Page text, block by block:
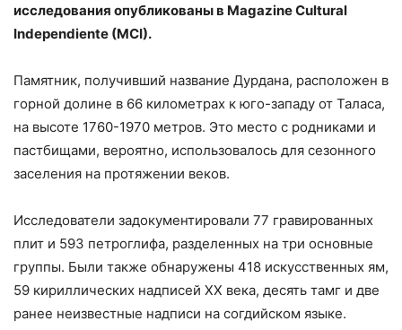
исследования опубликованы в Magazine Cultural
Independiente (MCI).
Памятник, получивший название Дурдана, расположен в
горной долине в 66 километрах к юго-западу от Таласа,
на высоте 1760-1970 метров. Это место с родниками и
пастбищами, вероятно, использовалось для сезонного
заселения на протяжении веков.
Исследователи задокументировали 77 гравированных
плит и 593 петроглифа, разделенных на три основные
группы. Были также обнаружены 418 искусственных ям,
59 кириллических надписей XX века, десять тамг и две
ранее неизвестные надписи на согдийском языке.